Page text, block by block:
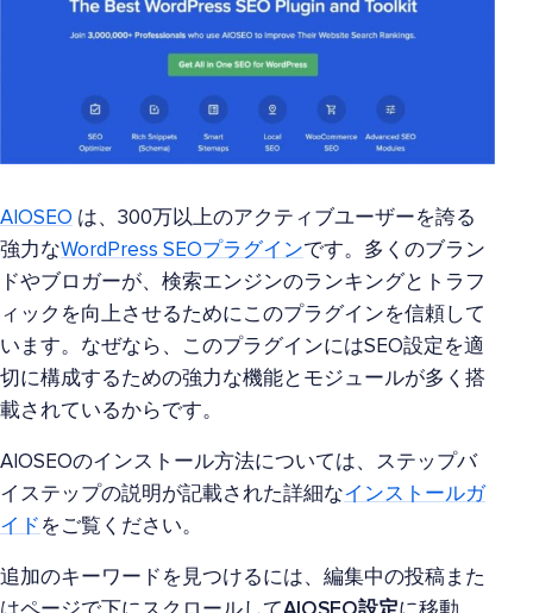
AIOSEO は、300万以上のアクティブユーザーを誇る
強力なWordPress SEOプラグインです。多くのブラン
ドやブロガーが、検索エンジンのランキングとトラフ
ィックを向上させるためにこのプラグインを信頼して
います。なぜなら、このプラグインにはSEO設定を適
切に構成するための強力な機能とモジュールが多く搭
載されているからです。
AIOSEOのインストール方法については、ステップバ
イステップの説明が記載された詳細なインストールガ
イド をご覧ください。
追加のキーワードを見つけるには、編集中の投稿また